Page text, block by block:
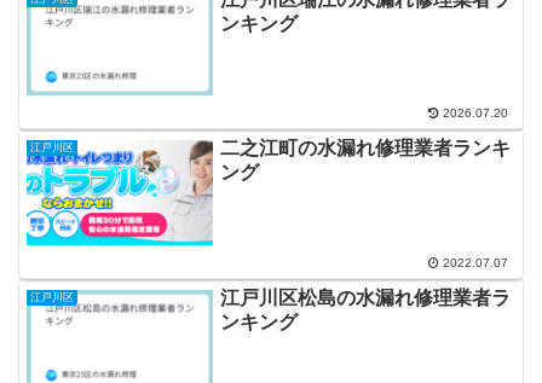
ンキング
2026.07.20
江戸川区
二之江町の水漏れ修理業者ランキ
ング
2022.07.07
江戸川区
江戸川区松島の水漏れ修理業者ラ
ンキング